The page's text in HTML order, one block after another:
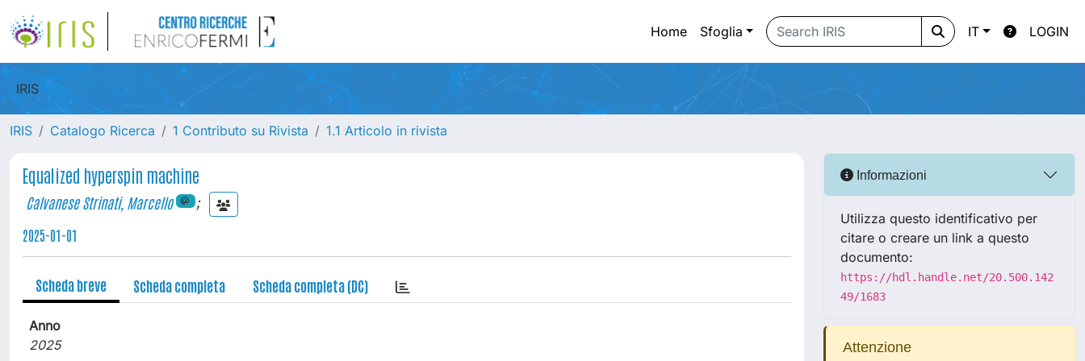
Home Sfoglia IT LOGIN
IRIS
IRIS Catalogo Ricerca 1 Contributo su Rivista 1.1 Articolo in rivista
Equalized hyperspin machine
Calvanese Strinati, Marcello
;
2025-01-01
Scheda breve Scheda completa Scheda completa (DC)
Anno
2025
Informazioni
Utilizza questo identificativo per
citare o creare un link a questo
documento:
https://hdl.handle.net/20.500.142
49/1683
Attenzione